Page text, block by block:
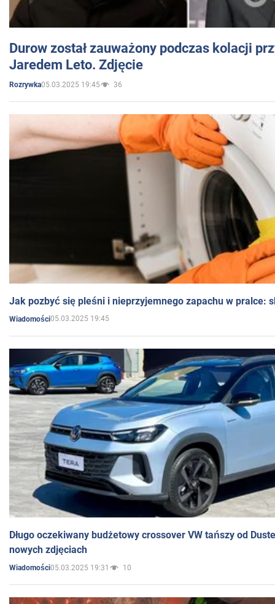
Durow został zauważony podczas kolacji
Jaredem Leto. Zdjęcie
Rozrywka05.03.2025 19:45 36
Jak pozbyć się pleśni i nieprzyjemnego zapachu w pralce:
Wiadomości05.03.2025 19:45
Długo oczekiwany budżetowy crossover VW tańszy od
nowych zdjęciach
Wiadomości05.03.2025 19:31 10